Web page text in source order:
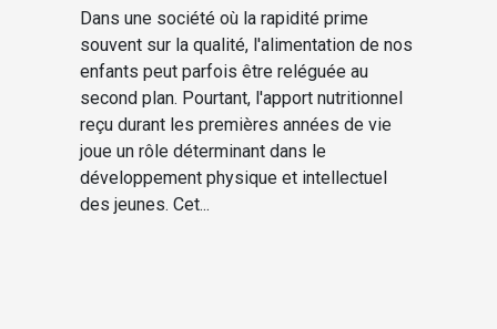
Dans une société où la rapidité prime
souvent sur la qualité, l'alimentation de nos
enfants peut parfois être reléguée au
second plan. Pourtant, l'apport nutritionnel
reçu durant les premières années de vie
joue un rôle déterminant dans le
développement physique et intellectuel
des jeunes. Cet...